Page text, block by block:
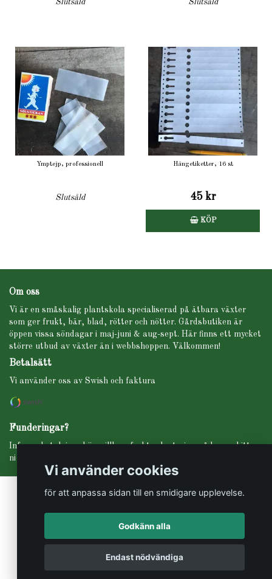
Slutsåld Slutsåld
Ymptejp, professionell
Slutsåld
Hängetiketter, 16 st
45 kr
KÖP
Om oss
Vi är en småskalig plantskola specialiserad på ätbara växter
som ger frukt, bär, blad, rötter och nötter. Gårdsbutiken är
öppen vissa söndagar i maj-juni & aug-sept. Här finns ett mycket
större utbud av växter än i webbshoppen. Välkommen!
Betalsätt
Vi använder oss av Swish och faktura
Funderingar?
Info om betalning, köpevillkor, frakt, planteringsråd m.m. hittar
ni under fliken INFO i menyn högst upp.
Vi använder cookies
för att anpassa sidan till en smidigare upplevelse.
Godkänn alla
Endast nödvändiga